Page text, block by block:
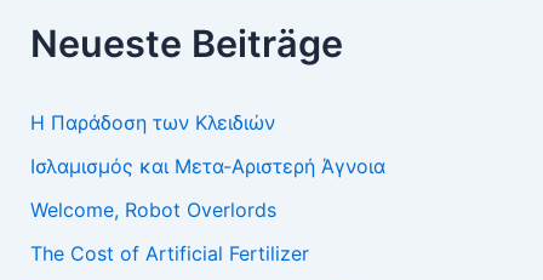
Neueste Beiträge
Η Παράδοση των Κλειδιών
Ισλαμισμός και Μετα-Αριστερή Άγνοια
Welcome, Robot Overlords
The Cost of Artificial Fertilizer